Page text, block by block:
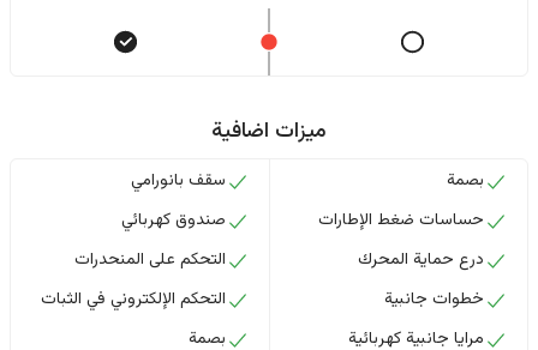
ميزات اضافية
بصمة
حساسات ضغط الإطارات
درع حماية المحرك
خطوات جانبية
مرايا جانبية كهربائية
سقف بانورامي
صندوق كهربائي
التحكم على المنحدرات
التحكم الإلكتروني في الثبات
بصمة